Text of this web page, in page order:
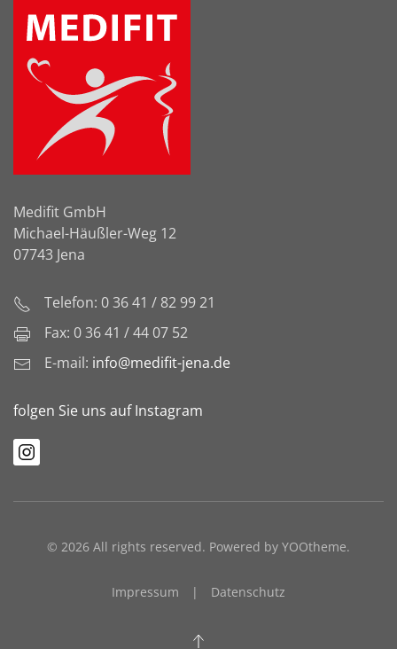
Medifit GmbH
Michael-Häußler-Weg 12
07743 Jena
Telefon: 0 36 41 / 82 99 21
Fax: 0 36 41 / 44 07 52
E-mail: info@medifit-jena.de
folgen Sie uns auf Instagram
© 2026 All rights reserved. Powered by YOOtheme.
Impressum | Datenschutz